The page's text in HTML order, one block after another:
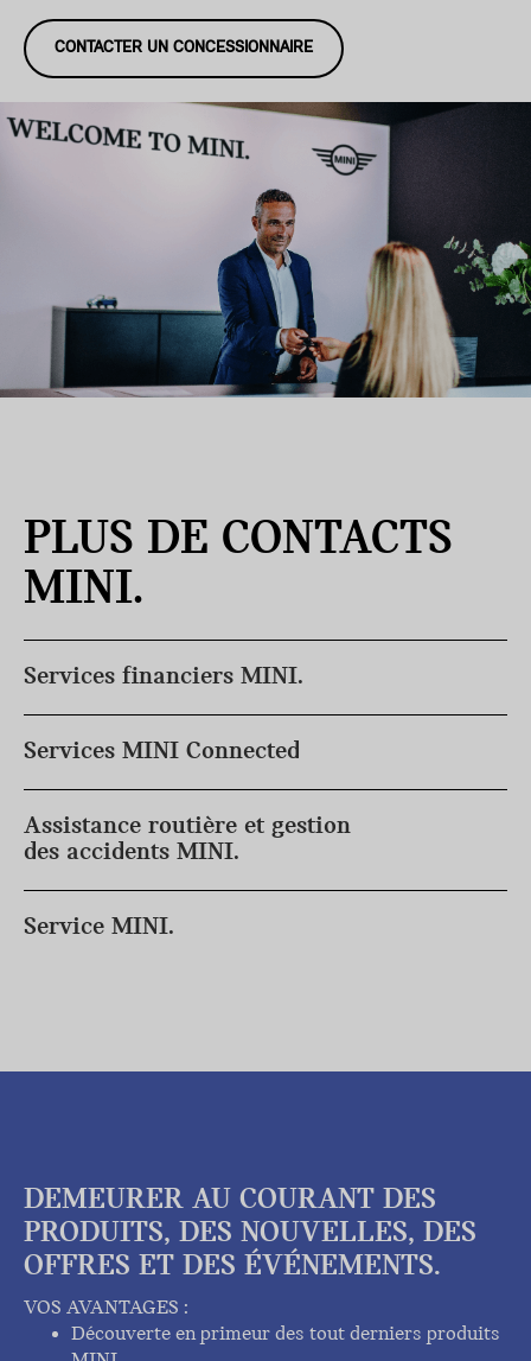
CONTACTER UN CONCESSIONNAIRE
PLUS DE CONTACTS
MINI.
Services financiers MINI.
Services MINI Connected
Assistance routière et gestion
des accidents MINI.
Service MINI.
DEMEURER AU COURANT DES
PRODUITS, DES NOUVELLES, DES
OFFRES ET DES ÉVÉNEMENTS.
VOS AVANTAGES :
Découverte en primeur des tout derniers produits